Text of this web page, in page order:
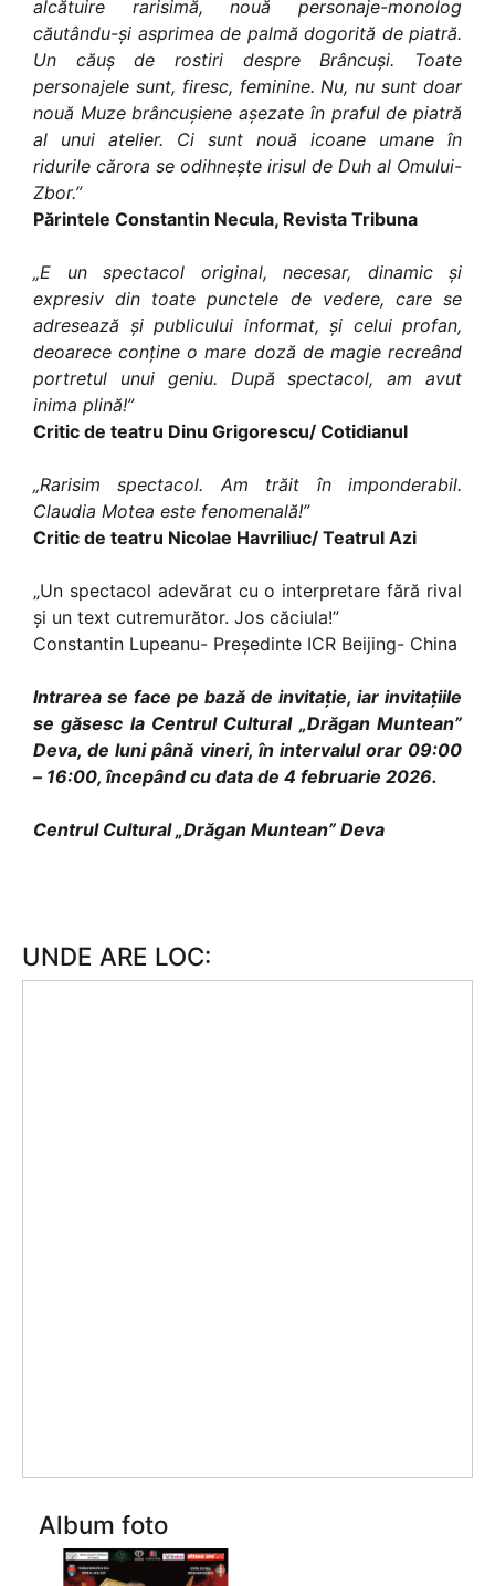
alcătuire rarisimă, nouă personaje-monolog
căutându-și asprimea de palmă dogorită de piatră.
Un căuș de rostiri despre Brâncuși. Toate
personajele sunt, firesc, feminine. Nu, nu sunt doar
nouă Muze brâncușiene așezate în praful de piatră
al unui atelier. Ci sunt nouă icoane umane în
ridurile cărora se odihnește irisul de Duh al Omului-
Zbor.”
Părintele Constantin Necula, Revista Tribuna
„E un spectacol original, necesar, dinamic și
expresiv din toate punctele de vedere, care se
adresează și publicului informat, și celui profan,
deoarece conține o mare doză de magie recreând
portretul unui geniu. După spectacol, am avut
inima plină!”
Critic de teatru Dinu Grigorescu/ Cotidianul
„Rarisim spectacol. Am trăit în imponderabil.
Claudia Motea este fenomenală!”
Critic de teatru Nicolae Havriliuc/ Teatrul Azi
„Un spectacol adevărat cu o interpretare fără rival
și un text cutremurător. Jos căciula!”
Constantin Lupeanu- Președinte ICR Beijing- China
Intrarea se face pe bază de invitație, iar invitațiile
se găsesc la Centrul Cultural „Drăgan Muntean”
Deva, de luni până vineri, în intervalul orar 09:00
– 16:00, începând cu data de 4 februarie 2026.
Centrul Cultural „Drăgan Muntean” Deva
UNDE ARE LOC:
Album foto